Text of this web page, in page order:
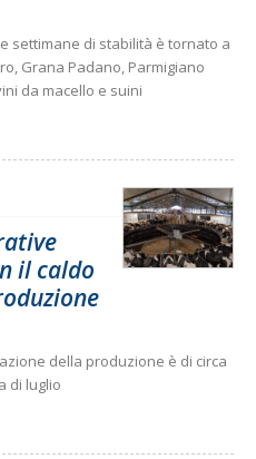
settimane di stabilità è tornato a
Grana Padano, Parmigiano
da macello e suini
il caldo
della produzione è di circa
di luglio